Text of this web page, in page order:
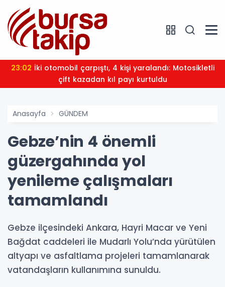
23:02
çift kazadan kıl payı kurtuldu
Anasayfa GÜNDEM
Gebze’nin 4 önemli
güzergahında yol
yenileme çalışmaları
tamamlandı
Gebze ilçesindeki Ankara, Hayri Macar ve Yeni
Bağdat caddeleri ile Mudarlı Yolu’nda yürütülen
altyapı ve asfaltlama projeleri tamamlanarak
vatandaşların kullanımına sunuldu.